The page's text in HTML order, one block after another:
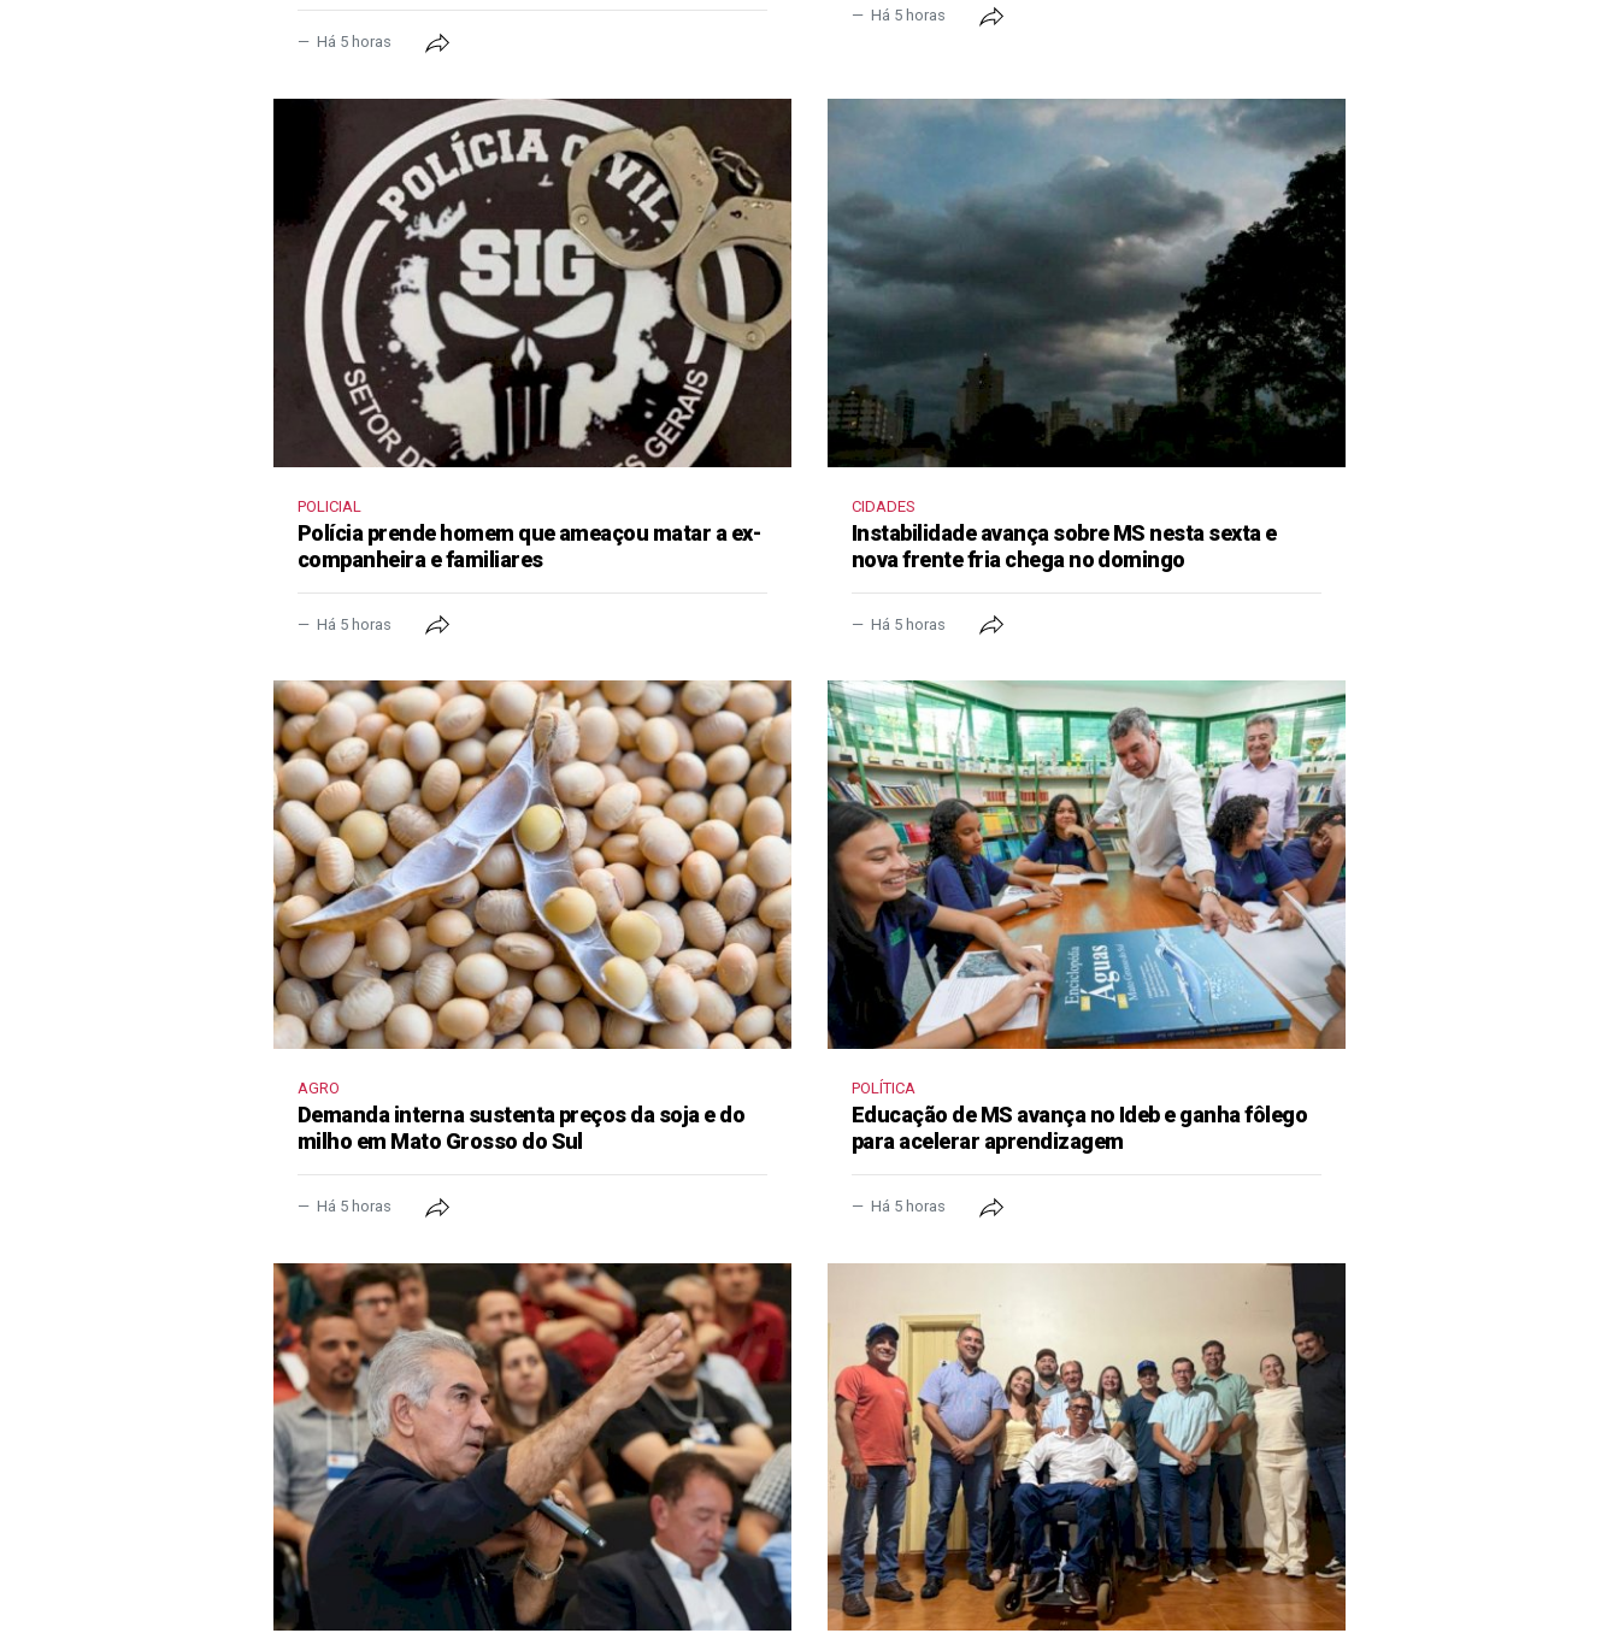
Há 5 horas
Há 5 horas
POLICIAL
Polícia prende homem que ameaçou matar a ex-
companheira e familiares
Há 5 horas
CIDADES
Instabilidade avança sobre MS nesta sexta e
nova frente fria chega no domingo
Há 5 horas
AGRO
Demanda interna sustenta preços da soja e do
milho em Mato Grosso do Sul
Há 5 horas
POLÍTICA
Educação de MS avança no Ideb e ganha fôlego
para acelerar aprendizagem
Há 5 horas